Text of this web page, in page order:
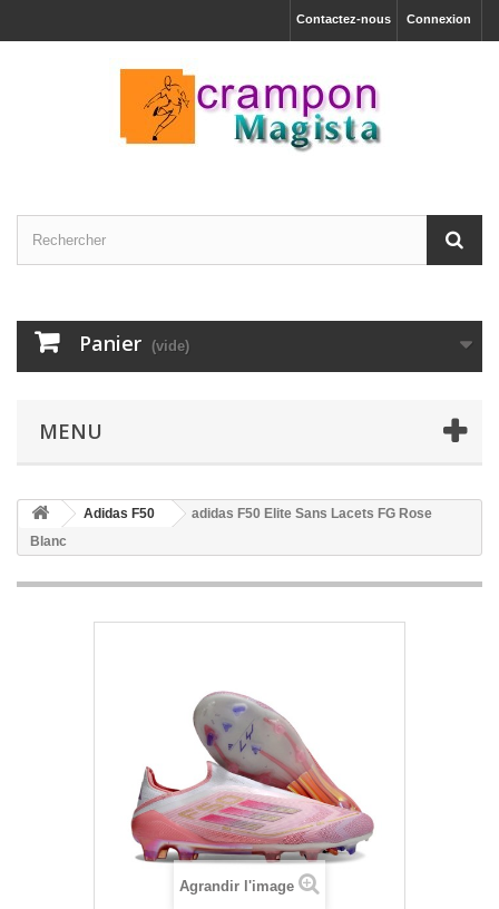
Connexion
Contactez-nous
Panier (vide)
MENU
Adidas F50
adidas F50 Elite Sans Lacets FG Rose
Blanc
Agrandir l'image